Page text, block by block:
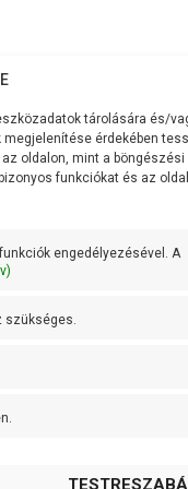
és remek minőség
DPS-10
1/4 coll
terhelhetőség
1500W/10A
fokozat
IP65
tárolására és/
érdekében
oldalon, mint a
funkciókat és az
engedélyezésével. A
szükséges.